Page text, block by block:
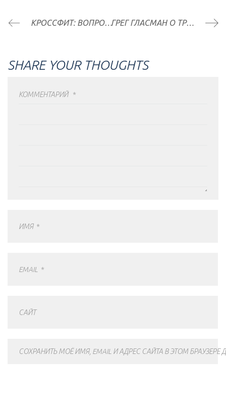
КРОССФИТ: ВОПРОСЫ И ОТВЕТЫ ДЛЯ НАЧИНАЮЩИХ ГРЕГ ГЛАСМАН О ТРЕНИРОВКАХ CROSSFIT
SHARE YOUR THOUGHTS
КОММЕНТАРИЙ *
ИМЯ *
EMAIL *
САЙТ
СОХРАНИТЬ МОЁ ИМЯ, EMAIL И АДРЕС САЙТА В ЭТОМ